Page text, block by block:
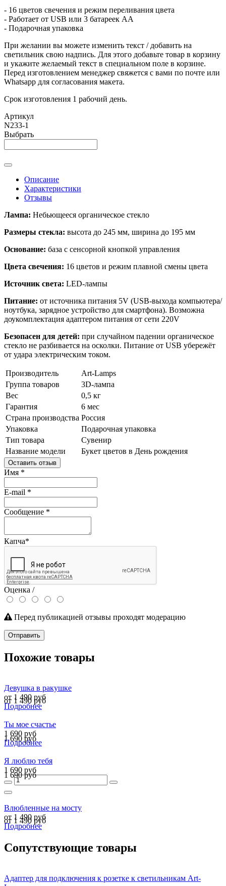
- 16 цветов свечения и режим переливания цвета
- Работает от USB или 3 батареек АА
- Подарочная упаковка
При желании вы можете изменить текст / добавить на
светильник свою надпись. Для этого добавьте товар в корзину
и укажите желаемый текст в специальном поле в корзине.
Перед изготовлением менеджер свяжется с вами по почте или
Whatsapp для согласования макета.
Срок изготовления 1 рабочий день.
Артикул
N233-1
Выбрать
Описание
Характеристики
Отзывы
Лампа: Небьющееся органическое стекло
Размеры стекла: высота до 245 мм, ширина до 195 мм
Основание: база с сенсорной кнопкой управления
Цвета свечения: 16 цветов и режим плавной смены цвета
Источник света: LED-лампы
Питание: от источника питания 5V (USB-выхода компьютера/
ноутбука, зарядное устройство для смартфона). Возможна
доукомплектация адаптером питания от сети 220V
Безопасен для детей: при случайном падении органическое
стекло не разбивается на осколки. Питание от USB убережёт
от удара электрическим током.
Производитель
Art-Lamps
Группа товаров
3D-лампа
Вес
0,5 кг
Гарантия
6 мес
Страна производства Россия
Упаковка
Подарочная упаковка
Тип товара
Сувенир
Название модели
Букет цветов в День рождения
Оставить отзыв
Имя *
E-mail *
Сообщение *
Капча*
Оценка /
Перед публикацией отзывы проходят модерацию
Отправить
Похожие товары
Девушка в ракушке
от 1 490 руб
от 1 490 руб
Подробнее
Ты мое счастье
1 690 руб
1 690 руб
Подробнее
Я люблю тебя
1 690 руб
1 690 руб
Влюбленные на мосту
от 1 490 руб
от 1 490 руб
Подробнее
Сопутствующие товары
Адаптер для подключения к розетке к светильникам Art-